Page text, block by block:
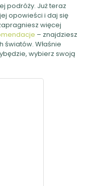
podróży. Już teraz
opowieści i daj się
więcej
– znajdziesz
światów. Właśnie
wybierz swoją